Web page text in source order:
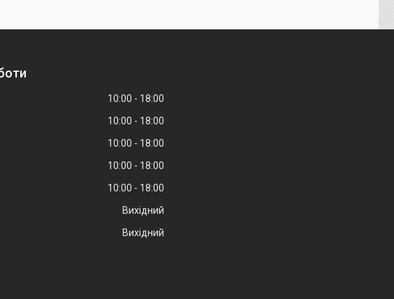
10:00
18:00
10:00
18:00
10:00
18:00
10:00
18:00
10:00
18:00
Вихідний
Вихідний